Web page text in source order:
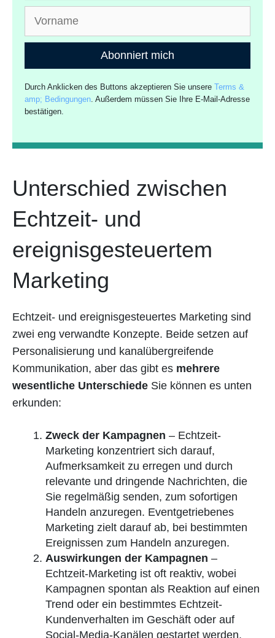
Abonniert mich
Durch Anklicken des Buttons akzeptieren Sie unsereTerms &
amp; Bedingungen. Außerdem müssen Sie Ihre E-Mail-Adresse
bestätigen.
Unterschied zwischen
Echtzeit- und
ereignisgesteuertem
Marketing
Echtzeit- und ereignisgesteuertes Marketing sind
zwei eng verwandte Konzepte. Beide setzen auf
Personalisierung und kanalübergreifende
Kommunikation, aber das gibt es mehrere
wesentliche Unterschiede Sie können es unten
erkunden:
Zweck der Kampagnen – Echtzeit-
Marketing konzentriert sich darauf,
Aufmerksamkeit zu erregen und durch
relevante und dringende Nachrichten, die
Sie regelmäßig senden, zum sofortigen
Handeln anzuregen. Eventgetriebenes
Marketing zielt darauf ab, bei bestimmten
Ereignissen zum Handeln anzuregen.
Auswirkungen der Kampagnen –
Echtzeit-Marketing ist oft reaktiv, wobei
Kampagnen spontan als Reaktion auf einen
Trend oder ein bestimmtes Echtzeit-
Kundenverhalten im Geschäft oder auf
Social-Media-Kanälen gestartet werden.